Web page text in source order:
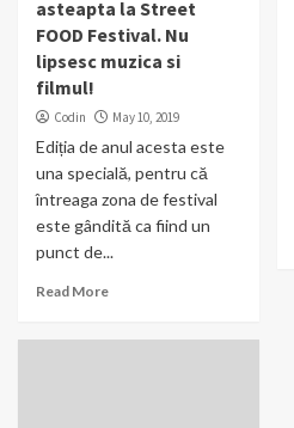
asteapta la Street
FOOD Festival. Nu
lipsesc muzica si
filmul!
Codin May 10, 2019
Ediția de anul acesta este
una specială, pentru că
întreaga zona de festival
este gândită ca fiind un
punct de...
Read More